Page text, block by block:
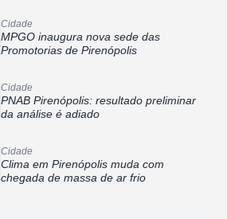
Cidade
MPGO inaugura nova sede das
Promotorias de Pirenópolis
Cidade
PNAB Pirenópolis: resultado preliminar
da análise é adiado
Cidade
Clima em Pirenópolis muda com
chegada de massa de ar frio